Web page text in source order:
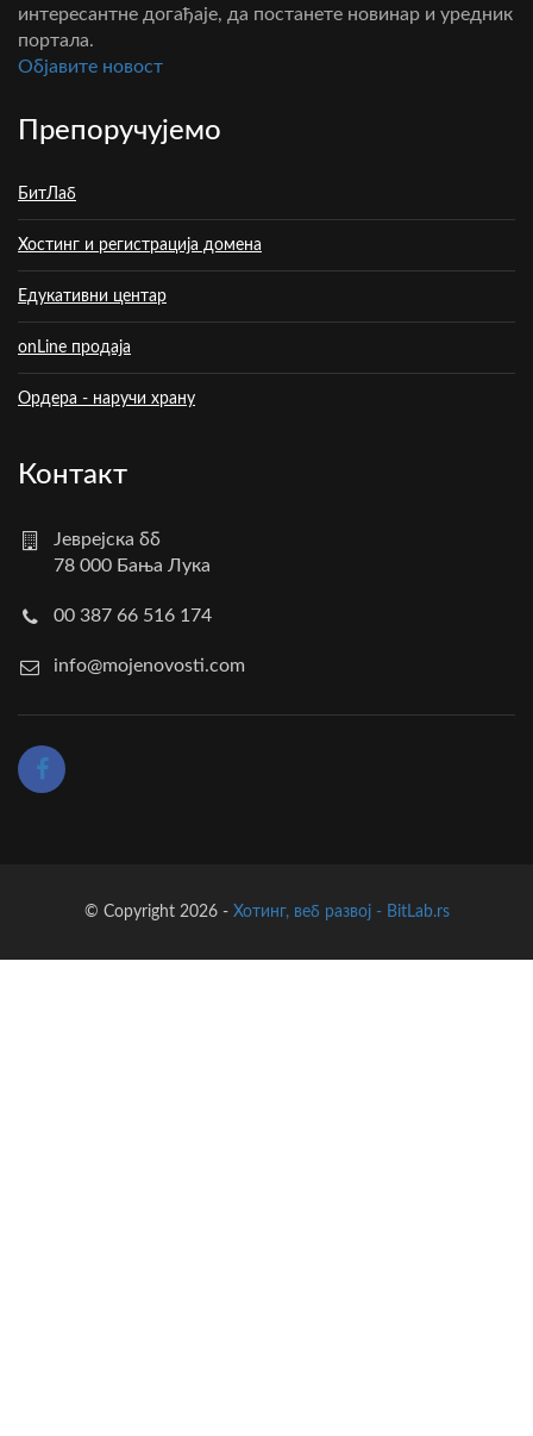
интересантне догађаје, да постанете новинар и уредник
портала.
Oбјавите новост
Препоручујемо
БитЛаб
Хостинг и регистрација домена
Едукативни центар
onLine продаја
Ордера - наручи храну
Контакт
Јеврејска бб
78 000 Бања Лука
00 387 66 516 174
info@mojenovosti.com
© Copyright 2026 - Хотинг, веб развој - BitLab.rs